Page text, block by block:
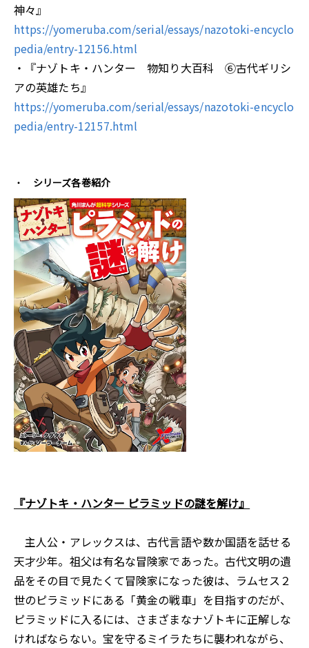
神々』
https://yomeruba.com/serial/essays/nazotoki-encyclo
pedia/entry-12156.html
・『ナゾトキ・ハンター 物知り大百科 ⑥古代ギリシ
アの英雄たち』
https://yomeruba.com/serial/essays/nazotoki-encyclo
pedia/entry-12157.html
シリーズ各巻紹介
『ナゾトキ・ハンター ピラミッドの謎を解け』
主人公・アレックスは、古代言語や数か国語を話せる
天才少年。祖父は有名な冒険家であった。古代文明の遺
品をその目で見たくて冒険家になった彼は、ラムセス２
世のピラミッドにある「黄金の戦車」を目指すのだが、
ピラミッドに入るには、さまざまなナゾトキに正解しな
ければならない。宝を守るミイラたちに襲われながら、